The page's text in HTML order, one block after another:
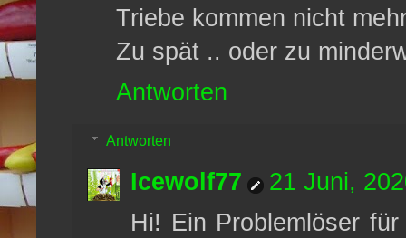
Triebe kommen nicht
Zu spät .. oder zu
Antworten
Antworten
Icewolf77
21 Juni,
Hi! Ein Problemlöser